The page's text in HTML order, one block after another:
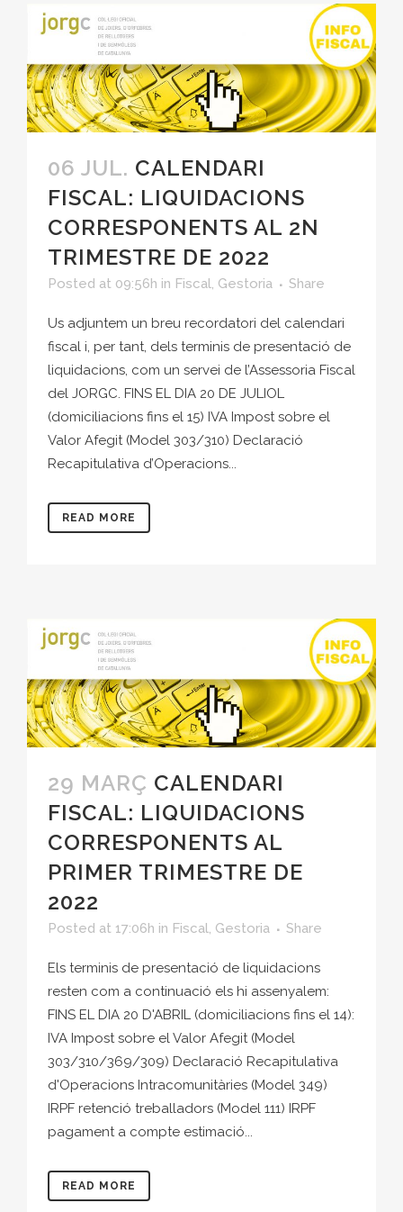
06 JUL. CALENDARI
FISCAL: LIQUIDACIONS
CORRESPONENTS AL 2N
TRIMESTRE DE 2022
Posted at 09:56h in Fiscal, Gestoria Share
Us adjuntem un breu recordatori del calendari
fiscal i, per tant, dels terminis de presentació de
liquidacions, com un servei de l’Assessoria Fiscal
del JORGC. FINS EL DIA 20 DE JULIOL
(domiciliacions fins el 15) IVA Impost sobre el
Valor Afegit (Model 303/310) Declaració
Recapitulativa d’Operacions...
READ MORE
29 MARÇ CALENDARI
FISCAL: LIQUIDACIONS
CORRESPONENTS AL
PRIMER TRIMESTRE DE
2022
Posted at 17:06h in Fiscal, Gestoria Share
Els terminis de presentació de liquidacions
resten com a continuació els hi assenyalem:
FINS EL DIA 20 D'ABRIL (domiciliacions fins el 14):
IVA Impost sobre el Valor Afegit (Model
303/310/369/309) Declaració Recapitulativa
d'Operacions Intracomunitàries (Model 349)
IRPF retenció treballadors (Model 111) IRPF
pagament a compte estimació...
READ MORE